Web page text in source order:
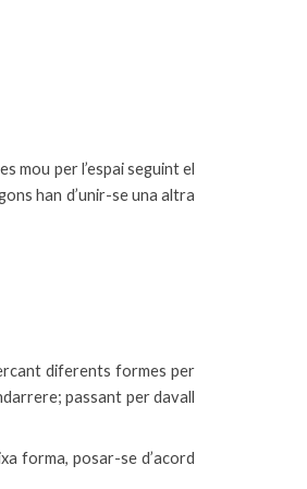
mou per l’espai seguint el
han d’unir-se una altra
diferents formes per
passant per davall
forma, posar-se d’acord